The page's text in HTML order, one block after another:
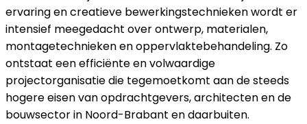
ervaring en creatieve bewerkingstechnieken wordt er
intensief meegedacht over ontwerp, materialen,
montagetechnieken en oppervlaktebehandeling. Zo
ontstaat een efficiënte en volwaardige
projectorganisatie die tegemoetkomt aan de steeds
hogere eisen van opdrachtgevers, architecten en de
bouwsector in Noord-Brabant en daarbuiten.